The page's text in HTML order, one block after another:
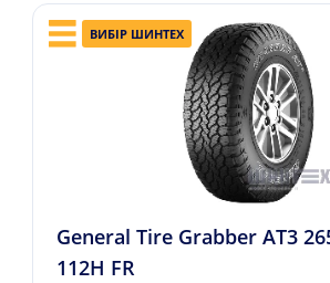
ВИБІР ШИНТЕХ
General Tire Grabber AT3
112H FR